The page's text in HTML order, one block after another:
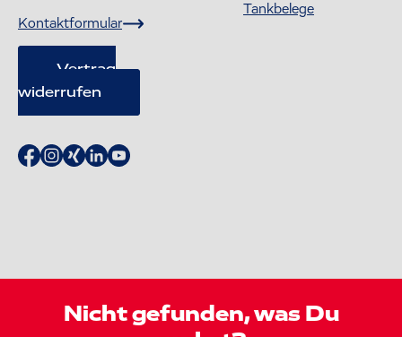
Kontaktformular
Vertrag
widerrufen
Tankbelege
Nicht gefunden, was Du